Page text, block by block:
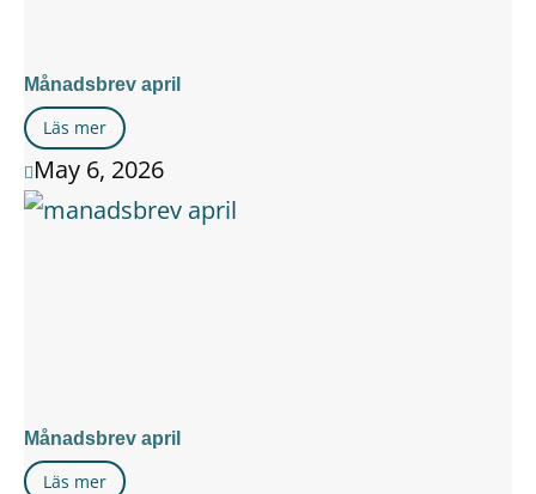
Månadsbrev april
Läs mer
 May 6, 2026
Månadsbrev april
Läs mer